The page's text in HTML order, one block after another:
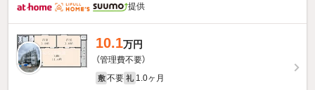
提供
10.1万円
（管理費不要）
敷 不要 礼 1.0ヶ月